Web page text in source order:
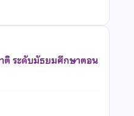
ติ ระดับมัธยมศึกษาตอน